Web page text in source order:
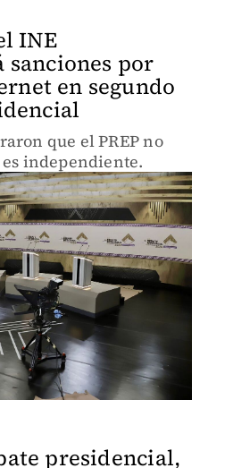
INE
por
en segundo
que el PREP no
independiente.
presidencial,